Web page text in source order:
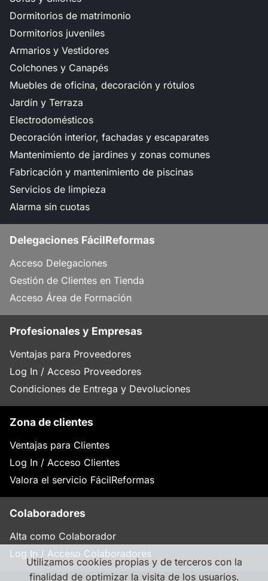
Utilizamos cookies propias y de terceros con la
finalidad de optimizar la visita de los usuarios.
Dormitorios de matrimonio
Dormitorios juveniles
Armarios y Vestidores
Colchones y Canapés
Muebles de oficina, decoración y rótulos
Jardín y Terraza
Electrodomésticos
Decoración interior, fachadas y escaparates
Mantenimiento de jardines y zonas comunes
Fabricación y mantenimiento de piscinas
Servicios de limpieza
Alarma sin cuotas
Delegaciones FácilReformas
Acceso Delegaciones
Gestión de Clientes en Tienda
Acceso Área de Formación
Profesionales y Empresas
Ventajas para Proveedores
Log In / Acceso Proveedores
Condiciones de Entrega y Devoluciones
Zona de clientes
Ventajas para Clientes
Log In / Acceso Clientes
Valora el servicio FácilReformas
Colaboradores
Alta como Colaborador
Log In / Acceso Colaboradores